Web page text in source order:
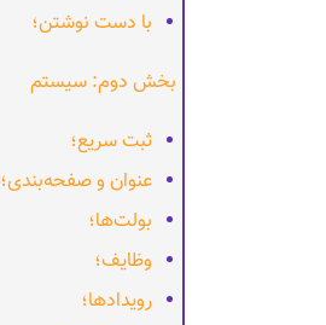
با دست نوشتن؛
بخش دوم: سیستم
ثبت سریع؛
عنوان و صفحه‌بندی؛
بولت‌ها؛
وظایف؛
رویدادها؛